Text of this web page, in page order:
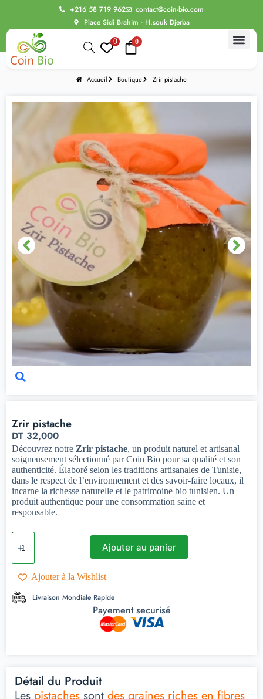
+216 58 719 962
contact@coin-bio.com
Place Sidi Brahim - H.souk Djerba
0
0
Accueil Boutique Zrir pistache
Zrir pistache
DT 32,000
Découvrez notre Zrir pistache, un produit naturel et artisanal
soigneusement sélectionné par Coin Bio pour sa qualité et son
authenticité. Élaboré selon les traditions artisanales de Tunisie,
dans le respect de l’environnement et des savoir-faire locaux, il
incarne la richesse naturelle et le patrimoine bio tunisien. Un
produit authentique pour une consommation saine et
responsable.
Ajouter au panier
Ajouter à la Wishlist
Livraison Mondiale Rapide
Payement securisé
Détail du Produit
Les pistaches sont des graines riches en fibres